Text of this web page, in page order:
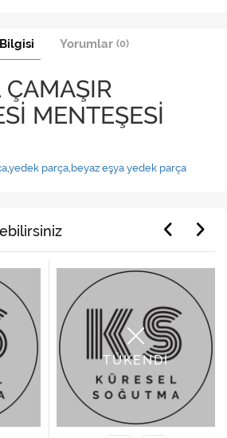
Yorumlar (0)
ÇAMAŞIR
MENTEŞESİ
,yedek parça, beyaz eşya yedek parça
TÜKENDİ